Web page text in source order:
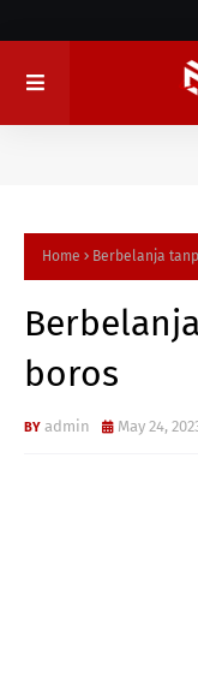
Home Berbelanja
boros
admin May 24,